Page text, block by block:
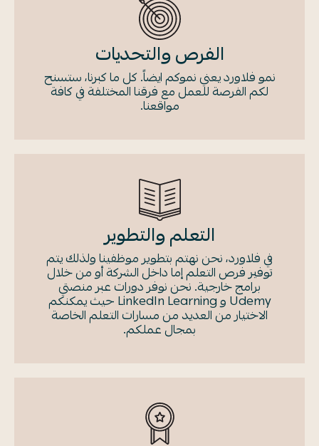
الفرص والتحديات
نمو فلاورد يعني نموكم ايضاً. كل ما كبرنا، ستسنح
لكم الفرصة للعمل مع فرقنا المختلفة في كافة
مواقعنا.
التعلم والتطوير
في فلاورد، نحن نهتم بتطوير موظفينا ولذلك يتم
توفير فرص التعلم إما داخل الشركة أو من خلال
برامج خارجية. نحن نوفر دورات عبر منصتي
Udemy و LinkedIn Learning حيث يمكنكم
الاختيار من العديد من مسارات التعلم الخاصة
بمجال عملكم.